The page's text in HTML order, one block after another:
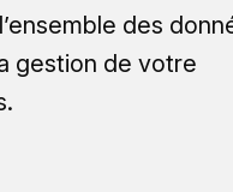
des
gestion de votre